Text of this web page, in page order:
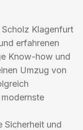
Klagenfurt
erfahrenen
Know-how und
Umzug von
Sicherheit und